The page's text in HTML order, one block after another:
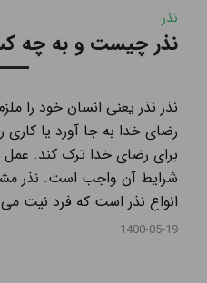
نذر
نذر چیست و به چه
نذر نذر یعنی انسان خود را
رضای خدا به جا آورد یا کاری
برای رضای خدا ترک کند. عمل
شرایط آن واجب است. نذر
انواع نذر است که فرد نیت
1400-05-19